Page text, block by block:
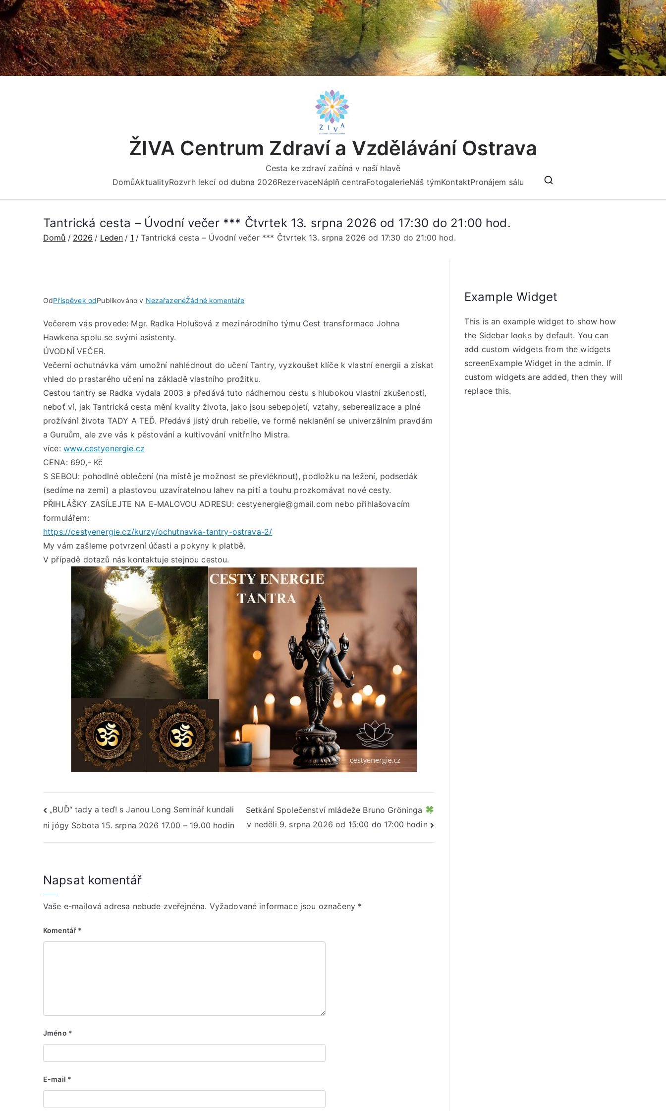
Přeskočit
na
obsah
ŽIVA Centrum Zdraví a Vzdělávání Ostrava
Cesta ke zdraví začíná v naší hlavě
DomůAktualityRozvrh lekcí od dubna 2026RezervaceNáplň centraFotogalerieNáš týmKontaktPronájem sálu
Tantrická cesta – Úvodní večer *** Čtvrtek 13. srpna 2026 od 17:30 do 21:00 hod.
Domů 2026 Leden 1 Tantrická cesta – Úvodní večer *** Čtvrtek 13. srpna 2026 od 17:30 do 21:00 hod.
OdPříspěvek odPublikováno v NezařazenéŽádné komentářeu
cesta
večer
***
13.
srpna
2026
od
21:00
hod.
Večerem vás provede: Mgr. Radka Holušová z mezinárodního týmu Cest transformace Johna
Hawkena spolu se svými asistenty.
ÚVODNÍ VEČER.
Večerní ochutnávka vám umožní nahlédnout do učení Tantry, vyzkoušet klíče k vlastní energii a získat
vhled do prastarého učení na základě vlastního prožitku.
Cestou tantry se Radka vydala 2003 a předává tuto nádhernou cestu s hlubokou vlastní zkušeností,
neboť ví, jak Tantrická cesta mění kvality života, jako jsou sebepojetí, vztahy, seberealizace a plné
prožívání života TADY A TEĎ. Předává jistý druh rebelie, ve formě neklanění se univerzálním pravdám
a Guruům, ale zve vás k pěstování a kultivování vnitřního Mistra.
více: www.cestyenergie.cz
CENA: 690,- Kč
S SEBOU: pohodlné oblečení (na místě je možnost se převléknout), podložku na ležení, podsedák
(sedíme na zemi) a plastovou uzavíratelnou lahev na pití a touhu prozkomávat nové cesty.
PŘIHLÁŠKY ZASÍLEJTE NA E-MALOVOU ADRESU: cestyenergie@gmail.com nebo přihlašovacím
formulářem:
https://cestyenergie.cz/kurzy/ochutnavka-tantry-ostrava-2/
My vám zašleme potvrzení účasti a pokyny k platbě.
V případě dotazů nás kontaktuje stejnou cestou.
Navigace
pro
„BUĎ“ tady a teď! s Janou Long Seminář kundali
ni jógy Sobota 15. srpna 2026 17.00 – 19.00 hodin
Setkání Společenství mládeže Bruno Gröninga
v neděli 9. srpna 2026 od 15:00 do 17:00 hodin
Napsat komentář
Vaše e-mailová adresa nebude zveřejněna. Vyžadované informace jsou označeny *
Komentář *
Jméno *
E-mail *
Example Widget
This is an example widget to show how
the Sidebar looks by default. You can
add custom widgets from the widgets
screenExample Widget in the admin. If
custom widgets are added, then they will
replace this.